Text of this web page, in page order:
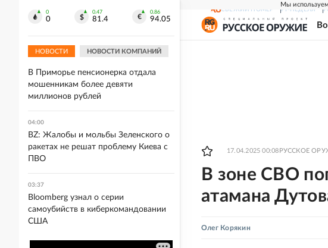
Мы
СВЕЖИЙ НОМЕР РГ-НЕДЕЛЯ
17.04.2025 00:08 РУССКОЕ
В зоне СВО
атамана
Олег Корякин
0
0
0.47
81.4
0.86
94.05
НОВОСТИ НОВОСТИ КОМПАНИЙ
Пленный Богатырев:
Мобилизованные украинцы платят за
В Приморье пенсионерка отдала
мошенникам более девяти
миллионов рублей
04:00
BZ: Жалобы и мольбы Зеленского о
ракетах не решат проблему Киева с
ПВО
03:37
Bloomberg узнал о серии
самоубийств в киберкомандовании
США